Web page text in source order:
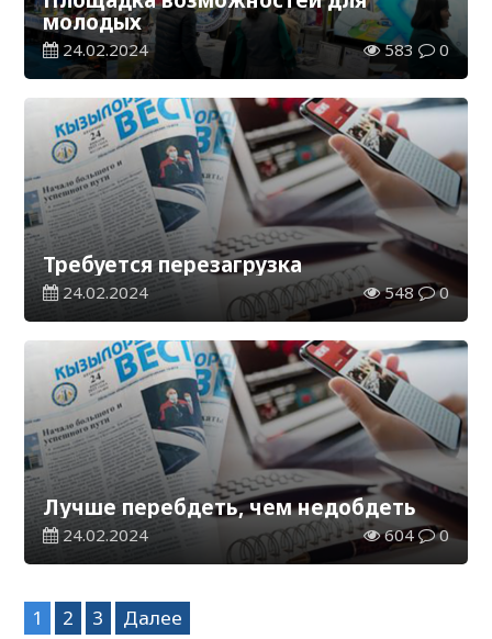
молодых
24.02.2024 583 0
Требуется перезагрузка
24.02.2024 548 0
Лучше перебдеть, чем недобдеть
24.02.2024 604 0
Навигация
1 2 3 Далее